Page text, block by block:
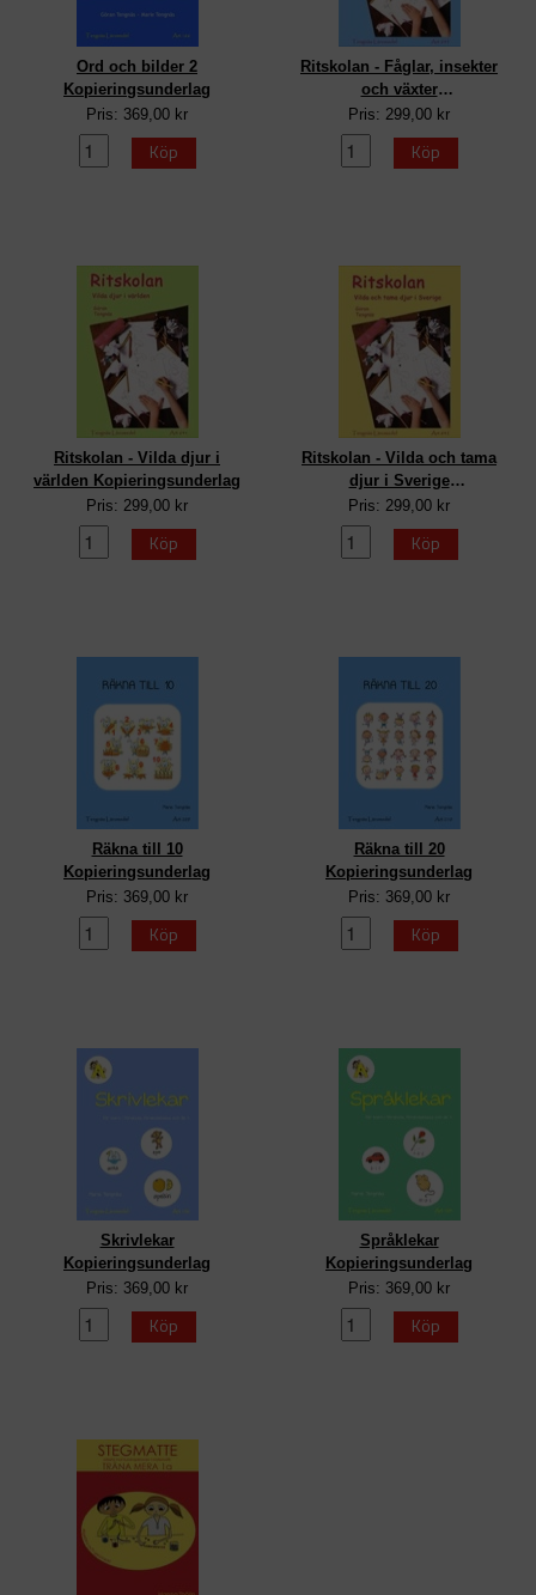
Ord och bilder 2
Kopieringsunderlag
Pris: 369,00 kr
Köp
Ritskolan - Fåglar, insekter
och växter
Kopieringsunderlag
Pris: 299,00 kr
Köp
Ritskolan - Vilda djur i
världen Kopieringsunderlag
Pris: 299,00 kr
Köp
Ritskolan - Vilda och tama
djur i Sverige
Kopieringsunderlag
Pris: 299,00 kr
Köp
Räkna till 10
Kopieringsunderlag
Pris: 369,00 kr
Köp
Räkna till 20
Kopieringsunderlag
Pris: 369,00 kr
Köp
Skrivlekar
Kopieringsunderlag
Pris: 369,00 kr
Köp
Språklekar
Kopieringsunderlag
Pris: 369,00 kr
Köp